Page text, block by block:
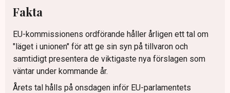
Fakta
EU-kommissionens ordförande håller årligen ett tal om
"läget i unionen" för att ge sin syn på tillvaron och
samtidigt presentera de viktigaste nya förslagen som
väntar under kommande år.
Årets tal hålls på onsdagen inför EU-parlamentets